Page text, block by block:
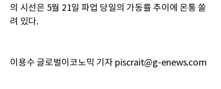
의 시선은 5월 21일 파업 당일의 가동률 추이에 온통 쏠
려 있다.
이용수 글로벌이코노믹 기자 piscrait@g-enews.com